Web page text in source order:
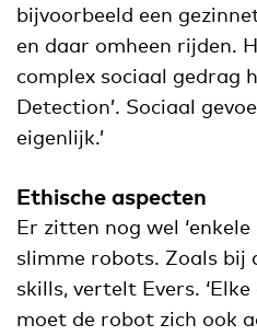
bijvoorbeeld een
en daar omheen rijden.
complex sociaal gedrag
Detection’. Sociaal
eigenlijk.’
Ethische aspecten
Er zitten nog wel ‘enkele
slimme robots. Zoals bij
skills, vertelt Evers.
moet de robot zich ook